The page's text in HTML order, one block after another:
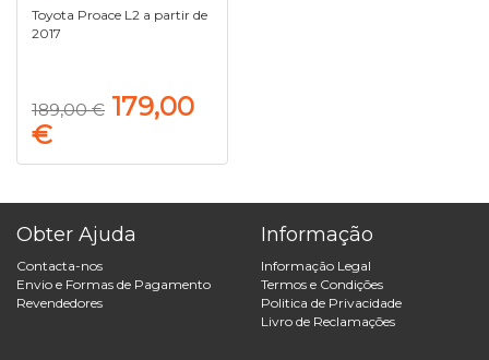
Toyota Proace L2 a partir de
2017
189,00 € 179,00
€
Obter Ajuda
Contacta-nos
Envio e Formas de Pagamento
Revendedores
Informação
Informação Legal
Termos e Condições
Politica de Privacidade
Livro de Reclamações